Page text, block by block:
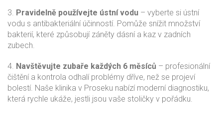
3. Pravidelně používejte ústní vodu – vyberte si ústní
vodu s antibakteriální účinností. Pomůže snížit množství
bakterií, které způsobují záněty dásní a kaz v zadních
zubech.
4. Navštěvujte zubaře každých 6 měsíců – profesionální
čištění a kontrola odhalí problémy dříve, než se projeví
bolestí. Naše klinika v Proseku nabízí moderní diagnostiku,
která rychle ukáže, jestli jsou vaše stoličky v pořádku.